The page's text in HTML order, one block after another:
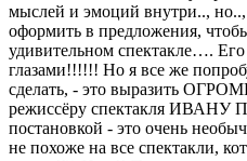
мыслей и эмоций внутри..,
оформить в предложения,
удивительном спектакле….
глазами!!!!!! Но я все же
сделать, - это выразить
режиссёру спектакля
постановкой - это очень
не похоже на все спектакли,